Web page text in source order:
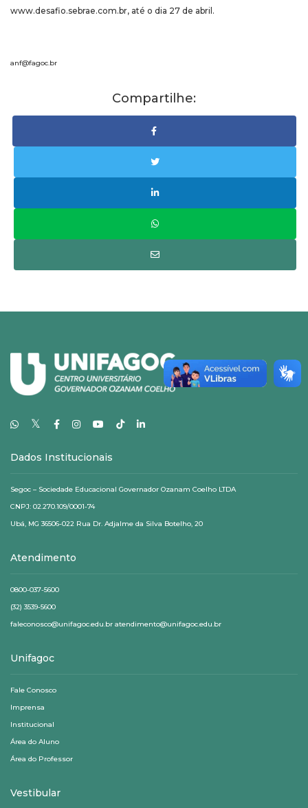
www.desafio.sebrae.com.br, até o dia 27 de abril.
anf@fagoc.br
Compartilhe:
𝕏
Dados Institucionais
Segoc – Sociedade Educacional Governador Ozanam Coelho LTDA
CNPJ: 02.270.109/0001-74
Ubá, MG 36506-022 Rua Dr. Adjalme da Silva Botelho, 20
Atendimento
0800-037-5600
(32) 3539-5600
faleconosco@unifagoc.edu.br atendimento@unifagoc.edu.br
Unifagoc
Fale Conosco
Imprensa
Institucional
Área do Aluno
Área do Professor
Vestibular